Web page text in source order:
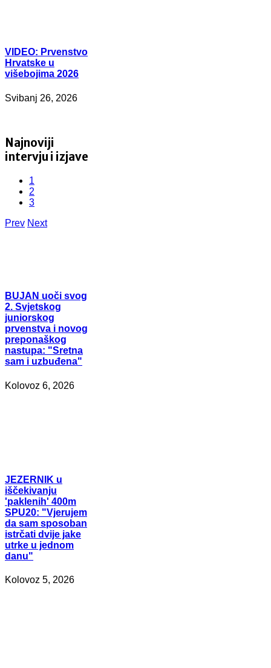
VIDEO: Prvenstvo
Hrvatske u
višebojima 2026
Svibanj 26, 2026
Najnoviji
intervju i izjave
1
2
3
Prev Next
BUJAN uoči svog
2. Svjetskog
juniorskog
prvenstva i novog
preponaškog
nastupa: "Sretna
sam i uzbuđena"
Kolovoz 6, 2026
JEZERNIK u
iščekivanju
'paklenih' 400m
SPU20: "Vjerujem
da sam sposoban
istrčati dvije jake
utrke u jednom
danu"
Kolovoz 5, 2026